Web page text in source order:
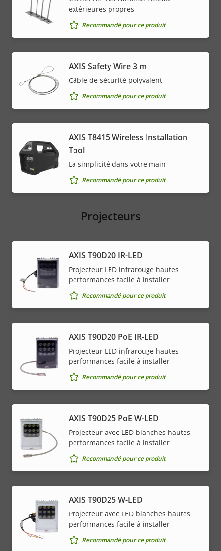
extérieures propres
Recommandé pour ce produit
AXIS Safety Wire 3 m
Câble de sécurité polyvalent
Recommandé pour ce produit
AXIS T8415 Wireless Installation
Tool
La simplicité dans votre main
Recommandé pour ce produit
Projecteurs
AXIS T90D20 IR-LED
Projecteur LED infrarouge hautes
performances facile à installer
Recommandé pour ce produit
AXIS T90D20 PoE IR-LED
Projecteur LED infrarouge hautes
performances facile à installer
Recommandé pour ce produit
AXIS T90D25 PoE W-LED
Projecteur avec LED blanches hautes
performances facile à installer
Recommandé pour ce produit
AXIS T90D25 W-LED
Projecteur avec LED blanches hautes
performances facile à installer
Recommandé pour ce produit